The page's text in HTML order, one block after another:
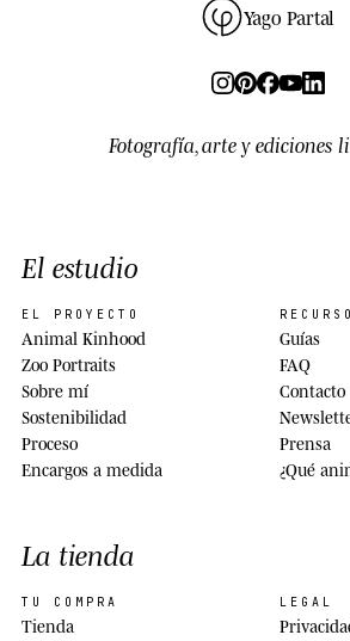
Yago Partal
Fotografía, arte y ediciones
El estudio
EL PROYECTO
Animal Kinhood
Zoo Portraits
Sobre mí
Sostenibilidad
Proceso
Encargos a medida
Guías
FAQ
Contacto
Prensa
¿Qué
La tienda
TU COMPRA
Tienda
LEGAL